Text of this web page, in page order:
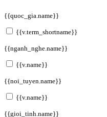
{{quoc_gia.name}}
{{v.term_shortname}}
{{nganh_nghe.name}}
{{v.name}}
{{noi_tuyen.name}}
{{v.name}}
{{gioi_tinh.name}}